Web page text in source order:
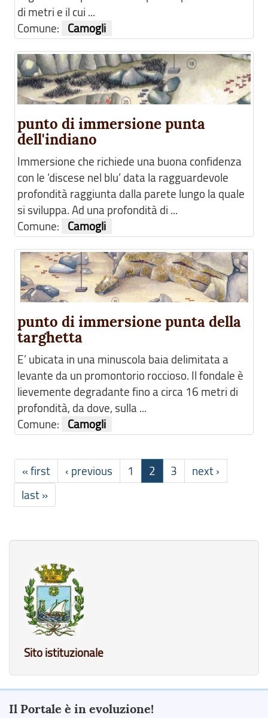
di metri e il cui ...
Comune:
Camogli
punto di immersione punta
dell'indiano
Immersione che richiede una buona confidenza
con le ‘discese nel blu’ data la ragguardevole
profondità raggiunta dalla parete lungo la quale
si sviluppa. Ad una profondità di ...
Comune:
Camogli
punto di immersione punta della
targhetta
E’ ubicata in una minuscola baia delimitata a
levante da un promontorio roccioso. Il fondale è
lievemente degradante fino a circa 16 metri di
profondità, da dove, sulla ...
Comune:
Camogli
« first ‹ previous 1 2 3
next ›
last »
Sito istituzionale
Il Portale è in evoluzione!